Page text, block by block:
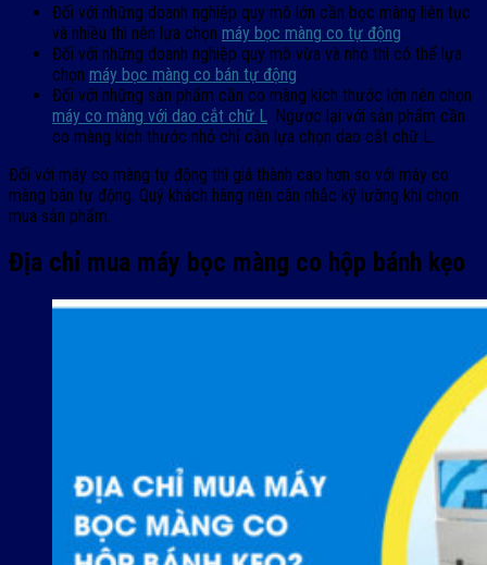
Đối với những doanh nghiệp quy mô lớn cần bọc màng liên tục
và nhiều thì nên lựa chọn máy bọc màng co tự động
Đối với những doanh nghiệp quy mô vừa và nhỏ thì có thể lựa
chọn máy bọc màng co bán tự động
Đối với những sản phẩm cần co màng kích thước lớn nên chọn
máy co màng với dao cắt chữ L . Ngược lại với sản phẩm cần
co màng kích thước nhỏ chỉ cần lựa chọn dao cắt chữ L.
Đối với máy co màng tự động thì giá thành cao hơn so với máy co
màng bán tự động. Quý khách hàng nên cân nhắc kỹ lưỡng khi chọn
mua sản phẩm.
Địa chỉ mua máy bọc màng co hộp bánh kẹo